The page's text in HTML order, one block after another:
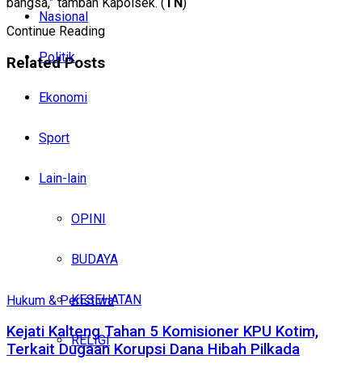
Nasional
Politik
Ekonomi
Sport
Lain-lain
OPINI
BUDAYA
KESEHATAN
RELIGI
Continue Reading
RelatedPosts
Hukum & Peristiwa
Kejati Kalteng Tahan 5 Komisioner KPU Kotim,
Terkait Dugaan Korupsi Dana Hibah Pilkada